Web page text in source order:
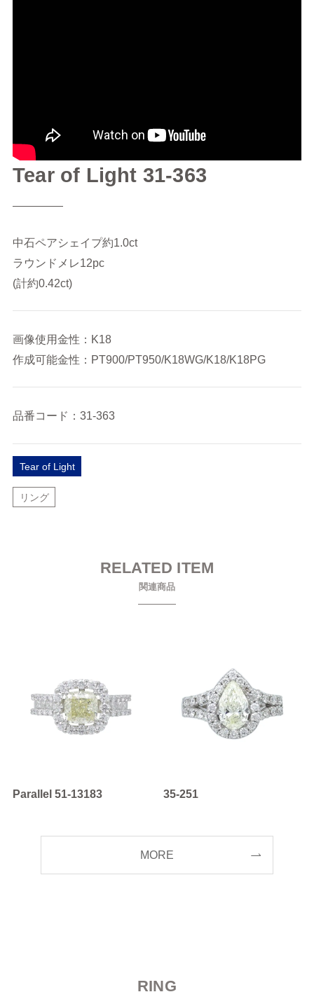
Tear of Light 31-363
中石ペアシェイプ約1.0ct
ラウンドメレ12pc
(計約0.42ct)
画像使用金性：K18
作成可能金性：PT900/PT950/K18WG/K18/K18PG
品番コード：31-363
Tear of Light
リング
RELATED ITEM
関連商品
Parallel 51-13183 35-251
MORE
RING